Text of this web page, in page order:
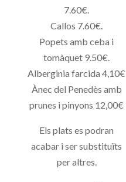
7.60€.
Callos 7.60€.
Popets amb ceba i
tomàquet 9.50€.
Alberginia farcida 4,10€
Ànec del Penedès amb
prunes i pinyons 12,00€
Els plats es podran
acabar i ser substituïts
per altres.